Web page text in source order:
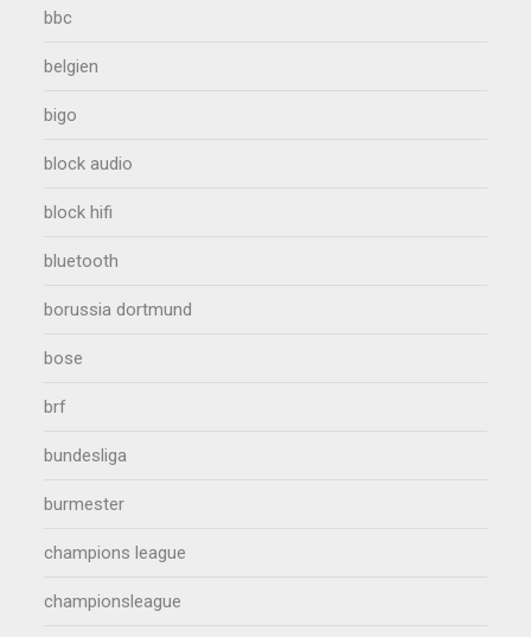
bbc
belgien
bigo
block audio
block hifi
bluetooth
borussia dortmund
bose
brf
bundesliga
burmester
champions league
championsleague